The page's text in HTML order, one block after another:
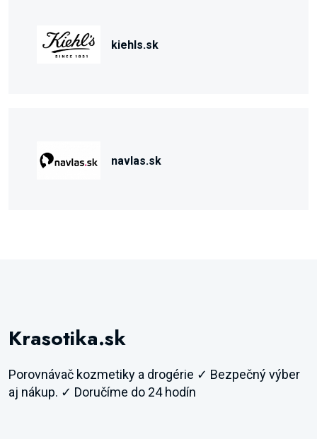
kiehls.sk
navlas.sk
Krasotika.sk
Porovnávač kozmetiky a drogérie ✓ Bezpečný výber
aj nákup. ✓ Doručíme do 24 hodín